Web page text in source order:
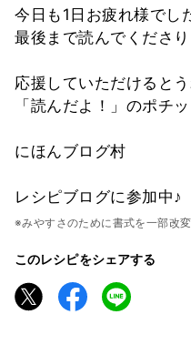
今日も1日お疲れ様でし
最後まで読んでくださ
応援していただけると
「読んだよ！」のポチ
にほんブログ村
レシピブログに参加中♪
※みやすさのために書式を一部改変
このレシピをシェアする